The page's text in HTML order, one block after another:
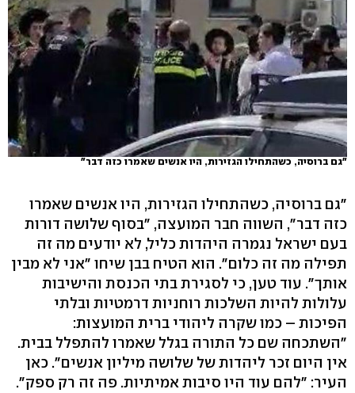
"גם ברוסיה, כשהתחילו הגזירות, היו אנשים שאמרו כזה דבר"
"גם ברוסיה, כשהתחילו הגזירות, היו אנשים שאמרו
כזה דבר", השווה חבר המועצה, "בסוף שלושה דורות
בעם ישראל נגמרה היהדות כליל, לא יודעים מה זה
תפילה מה זה כלום". הוא הטיח בבן שיחו "אני לא מבין
אותך". עוד טען, כי לסגירת בתי הכנסת והישיבות
עלולות להיות השלכות רוחניות דרמטיות ובלתי
הפיכות – כמו שקרה ליהודי ברית המועצות:
"השתכחה שם כל התורה בגלל שאמרו להתפלל בבית.
אין היום זכר ליהדות של שלושה מיליון אנשים". כאן
העיר: "להם עוד היו סיבות אמיתיות. פה זה רק ספק".